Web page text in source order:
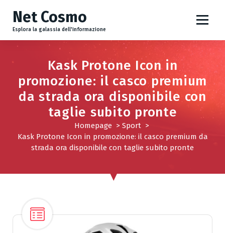
a
Net Cosmo
Esplora la galassia dell'informazione
Kask Protone Icon in
promozione: il casco premium
da strada ora disponibile con
taglie subito pronte
Homepage > Sport>
Kask Protone Icon in promozione: il casco premium da
strada ora disponibile con taglie subito pronte